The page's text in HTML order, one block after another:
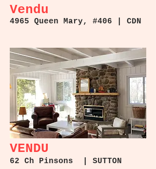
Vendu
4965 Queen Mary, #406 | CDN
4965 Queen Mary #409 |
Côte-des-Neiges
VENDU
62 Ch Pinsons | SUTTON